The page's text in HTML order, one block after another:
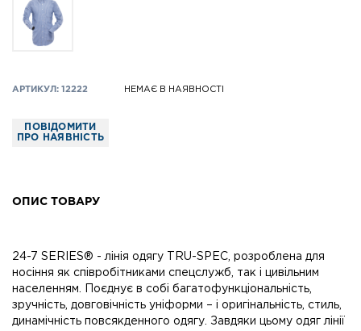
АРТИКУЛ: 12222 НЕМАЄ В НАЯВНОСТІ
ПОВІДОМИТИ
ПРО НАЯВНІСТЬ
ОПИС ТОВАРУ
24-7 SERIES® - лінія одягу TRU-SPEC, розроблена для
носіння як співробітниками спецслужб, так і цивільним
населенням. Поєднує в собі багатофункціональність,
зручність, довговічність уніформи – і оригінальність, стиль,
динамічність повсякденного одягу. Завдяки цьому одяг лінії